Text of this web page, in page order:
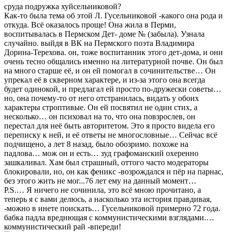
сруда подружка хуйсельниковой?
Как-то была тема об этой Л. Гусельниковой -какого она рода и
откуда. Всё оказалось проще! Она жила в Перми,
воспитывалась в Пермском Дет- доме № (забыла). Узнала
случайно. выйдя в ВК на Пермского поэта Владимира
Дорина-Терехова. он, тоже воспитанник этого дет-дома, и они
очень тесно общались именно на литературной почве. Он был
на много старше её, и он ей помогал в сочинительстве… Он
упрекал её в скверном характере, и из-за этого она всегда
будет одинокой, и предлагал ей просто по-дружески советы…
но, она почему-то от него отстранилась, видать у обоих
характеры строптивые. Он ей посвятил не один стих, а
несколько… он психовал на то, что она повзрослев, он
перестал для неё быть авторитетом. Это я просто видела его
переписку к ней, и её ответы не многословные… Сейчас всё
подчищено, а лет 8 назад, было обозримо. похоже на
падлова… мож он и есть… зуд графоманский охеренно
зашкаливал. Хам был страшный, оттого часто модераторы
блокировали, но, он как феникс -возрождался и пёр на парнас,
без этого жить не мог...76 лет ему на данный момент…
P.S.… Я ничего не сочинила, это всё мною прочитано, а
теперь я с вами делюсь, а насколько эта история правдивая,
-можно в инете поискать… Гусельниковой примерно 72 года.
бабка падла вреднющая с коммунистическими взглядами.…
коммунистический рай -впереди!